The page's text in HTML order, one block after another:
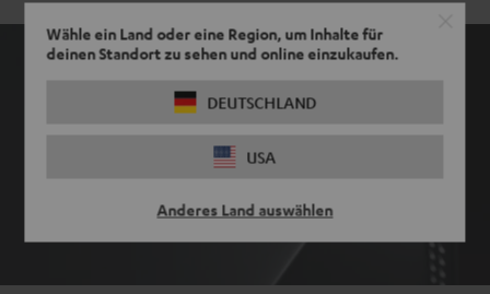
Wähle ein Land oder eine Region, um Inhalte für
deinen Standort zu sehen und online einzukaufen.
DEUTSCHLAND
USA
Anderes Land auswählen